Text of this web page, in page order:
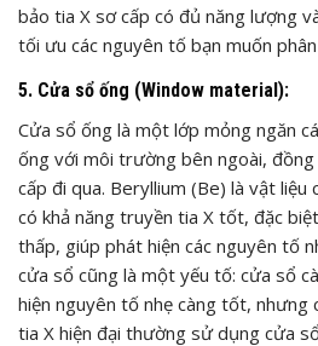
bảo tia X sơ cấp có đủ năng lượng
tối ưu các nguyên tố bạn muốn
5. Cửa sổ ống (Window material):
Cửa sổ ống là một lớp mỏng ngăn
ống với môi trường bên ngoài,
cấp đi qua. Beryllium (Be) là vật liệu
có khả năng truyền tia X tốt, đặc
thấp, giúp phát hiện các nguyên tố
cửa sổ cũng là một yếu tố: cửa sổ
hiện nguyên tố nhẹ càng tốt, nhưng
tia X hiện đại thường sử dụng cửa